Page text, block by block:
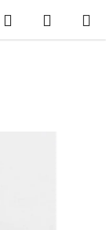
Hľadať
KOŠÍK